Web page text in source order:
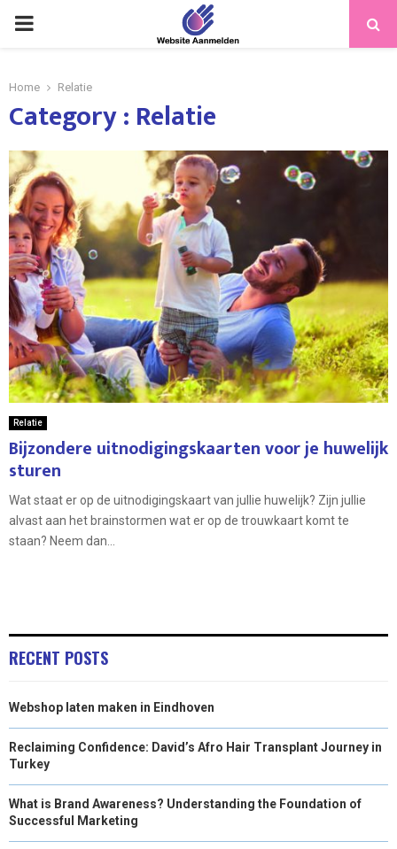
PRIMARY
Home Relatie
Category : Relatie
Relatie
Bijzondere uitnodigingskaarten voor je huwelijk
sturen
Wat staat er op de uitnodigingskaart van jullie huwelijk? Zijn jullie
alvast aan het brainstormen wat er op de trouwkaart komt te
staan? Neem dan...
RECENT POSTS
Webshop laten maken in Eindhoven
Reclaiming Confidence: David’s Afro Hair Transplant Journey in
Turkey
What is Brand Awareness? Understanding the Foundation of
Successful Marketing